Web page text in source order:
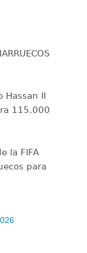
II
115.000
la FIFA
para